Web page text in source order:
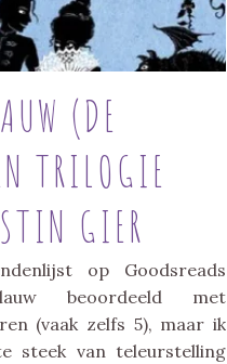
(DE
TRILOGIE
GIER
op Goodsreads
beoordeeld met
(vaak zelfs 5), maar ik
steek van teleurstelling